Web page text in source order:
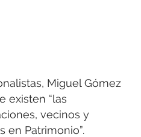
Miguel Gómez
existen “las
vecinos y
en Patrimonio”.